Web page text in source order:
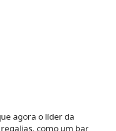
agora o líder da
como um bar